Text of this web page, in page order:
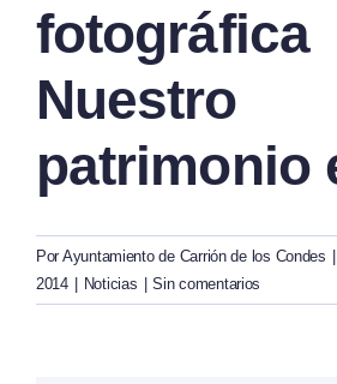
fotográfica
Nuestro
patrimonio
Por Ayuntamiento de Carrión de los Condes
2014
Noticias Sin comentarios